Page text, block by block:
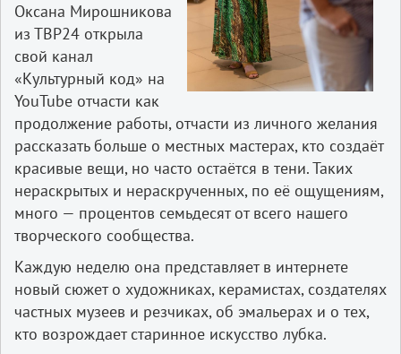
Оксана Мирошникова
из ТВР24 открыла
свой канал
«Культурный код» на
YouTube отчасти как
продолжение работы, отчасти из личного желания
рассказать больше о местных мастерах, кто создаёт
красивые вещи, но часто остаётся в тени. Таких
нераскрытых и нераскрученных, по её ощущениям,
много — процентов семьдесят от всего нашего
творческого сообщества.
Каждую неделю она представляет в интернете
новый сюжет о художниках, керамистах, создателях
частных музеев и резчиках, об эмальерах и о тех,
кто возрождает старинное искусство лубка.